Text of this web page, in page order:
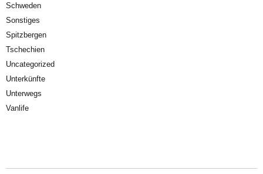
Schweden
Sonstiges
Spitzbergen
Tschechien
Uncategorized
Unterkünfte
Unterwegs
Vanlife